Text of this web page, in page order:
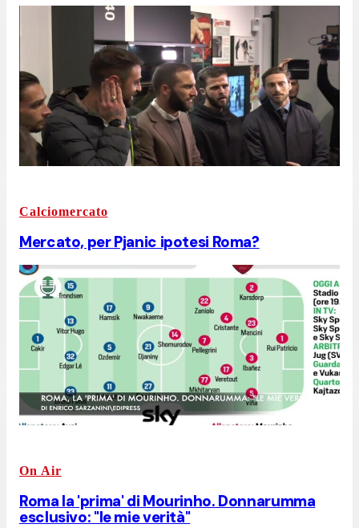
Calciomercato
Mercato, per Pjanic ipotesi Roma?
On Air
Roma la 'prima' di Mourinho. Donnarumma
esclusivo: "le mie verità"